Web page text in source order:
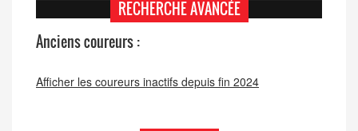
RECHERCHE AVANCÉE
Anciens coureurs :
Afficher les coureurs inactifs depuis fin 2024